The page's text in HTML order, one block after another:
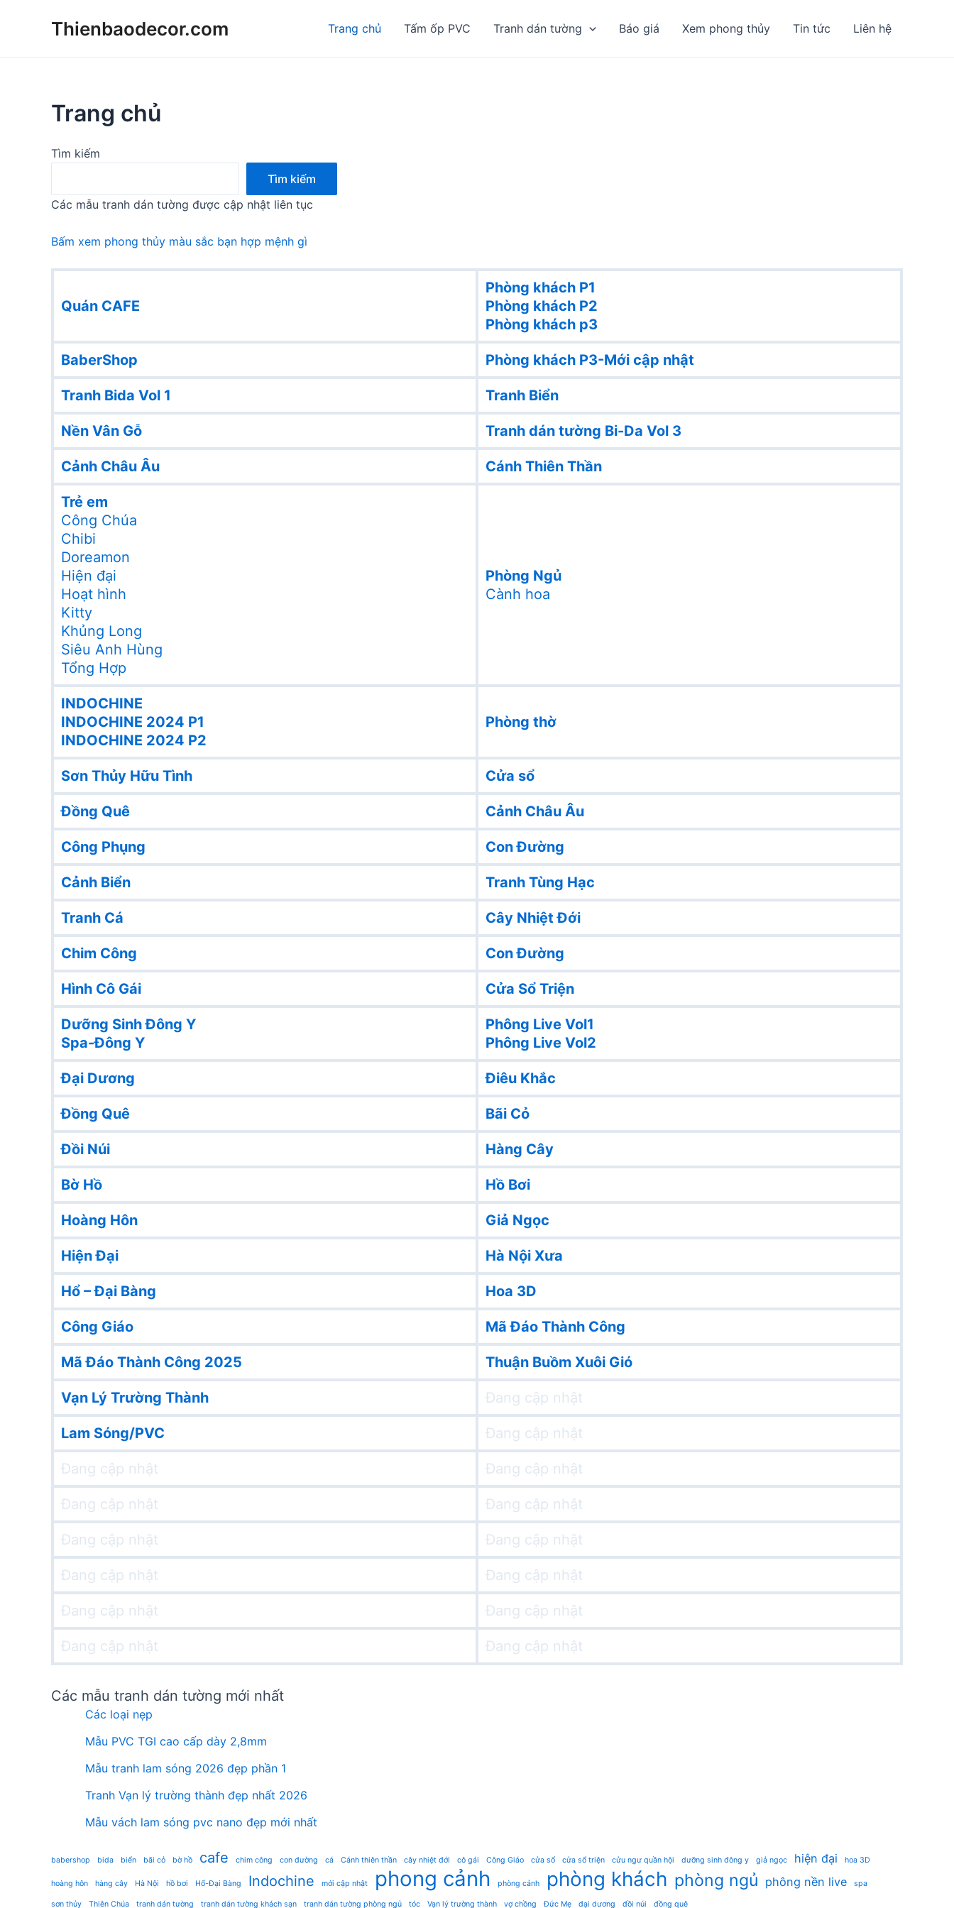
Thienbaodecor.com Trang chủ Tấm ốp PVC Tranh dán tường Báo giá Xem phong thủy Tin tức Liên hệ
Trang chủ
Tìm kiếm
Tìm kiếm
Các mẫu tranh dán tường được cập nhật liên tục
Bấm xem phong thủy màu sắc bạn hợp mệnh gì
Quán CAFE
Phòng khách P1
Phòng khách P2
Phòng khách p3
BaberShop Phòng khách P3-Mới cập nhật
Tranh Bida Vol 1 Tranh Biển
Nền Vân Gỗ Tranh dán tường Bi-Da Vol 3
Cảnh Châu Âu Cánh Thiên Thần
Trẻ em
Công Chúa
Chibi
Doreamon
Hiện đại
Hoạt hình
Kitty
Khủng Long
Siêu Anh Hùng
Tổng Hợp
Phòng Ngủ
Cành hoa
INDOCHINE
INDOCHINE 2024 P1
INDOCHINE 2024 P2
Phòng thờ
Sơn Thủy Hữu Tình Cửa sổ
Đồng Quê Cảnh Châu Âu
Công Phụng Con Đường
Cảnh Biển Tranh Tùng Hạc
Tranh Cá Cây Nhiệt Đới
Chim Công Con Đường
Hình Cô Gái Cửa Sổ Triện
Dưỡng Sinh Đông Y
Spa-Đông Y
Phông Live Vol1
Phông Live Vol2
Đại Dương Điêu Khắc
Đồng Quê Bãi Cỏ
Đồi Núi Hàng Cây
Bờ Hồ Hồ Bơi
Hoàng Hôn Giả Ngọc
Hiện Đại Hà Nội Xưa
Hổ – Đại Bàng Hoa 3D
Công Giáo Mã Đáo Thành Công
Mã Đáo Thành Công 2025 Thuận Buồm Xuôi Gió
Vạn Lý Trường Thành Đang cập nhật
Lam Sóng/PVC Đang cập nhật
Đang cập nhật Đang cập nhật
Đang cập nhật Đang cập nhật
Đang cập nhật Đang cập nhật
Đang cập nhật Đang cập nhật
Đang cập nhật Đang cập nhật
Đang cập nhật Đang cập nhật
Các mẫu tranh dán tường mới nhất
Các loại nẹp
Mẫu PVC TGI cao cấp dày 2,8mm
Mẫu tranh lam sóng 2026 đẹp phần 1
Tranh Vạn lý trường thành đẹp nhất 2026
Mẫu vách lam sóng pvc nano đẹp mới nhất
babershop bida biển bãi cỏ bờ hồ cafe chim công con đường cá Cánh thiên thần cây nhiệt đới cô gái Công Giáo cửa sổ cửa sổ triện cửu ngư quần hội dưỡng sinh đông y giả ngọc hiện đại hoa 3D
hoàng hôn hàng cây Hà Nội hồ bơi Hổ-Đại Bàng Indochine mới cập nhật phong cảnh phòng cảnh phòng khách phòng ngủ phông nền live spa
sơn thủy Thiên Chúa tranh dán tường tranh dán tường khách sạn tranh dán tường phòng ngủ tóc Vạn lý trường thành vợ chồng Đức Mẹ đại dương đồi núi đồng quê